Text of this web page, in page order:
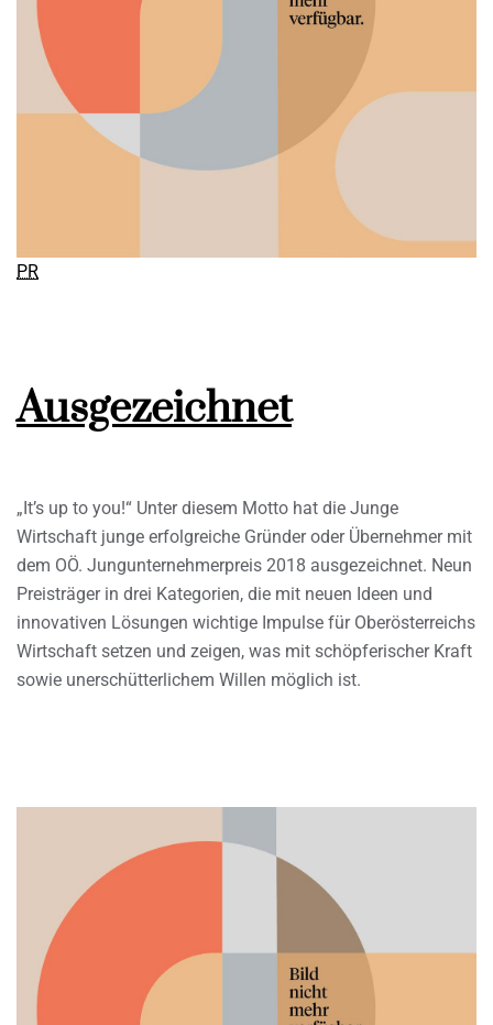
PR
Ausgezeichnet
„It’s up to you!“ Unter diesem Motto hat die Junge
Wirtschaft junge erfolgreiche Gründer oder Übernehmer mit
dem OÖ. Jungunternehmerpreis 2018 ausgezeichnet. Neun
Preisträger in drei Kategorien, die mit neuen Ideen und
innovativen Lösungen wichtige Impulse für Oberösterreichs
Wirtschaft setzen und zeigen, was mit schöpferischer Kraft
sowie unerschütterlichem Willen möglich ist.